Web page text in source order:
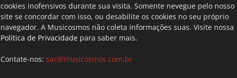
cookies inofensivos durante sua visita. Somente nevegue pelo nosso
site se concordar com isso, ou desabilite os cookies no seu próprio
navegador. A Musicosmos não coleta informações suas. Visite nossa
Política de Privacidade para saber mais.
Contate-nos: sac@musicosmos.com.br